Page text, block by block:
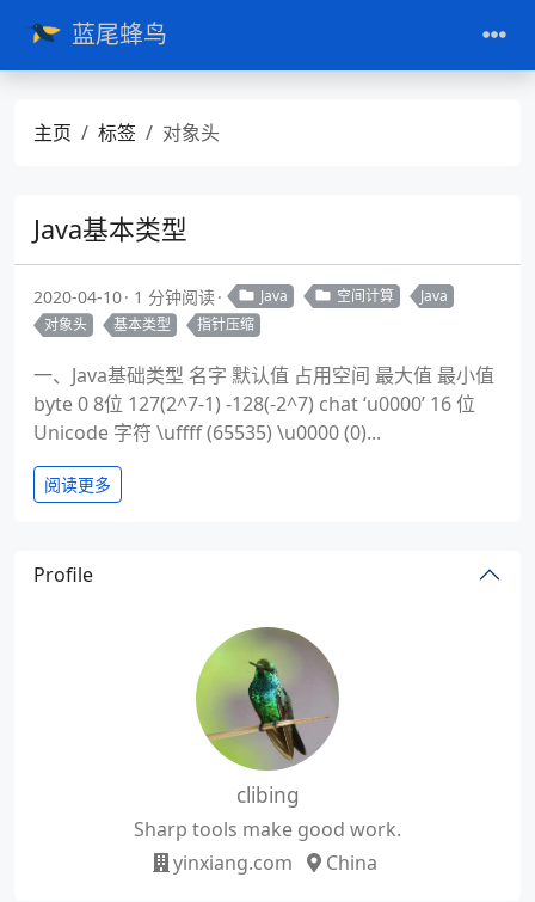
蓝尾蜂鸟
主页 标签 对象头
Java基本类型
2020-04-10 1 分钟阅读 Java 空间计算
Java
对象头
基本类型 指针压缩
一、Java基础类型 名字 默认值 占用空间 最大值 最小值
byte 0 8位 127(2^7-1) -128(-2^7) chat ‘u0000’ 16 位
Unicode 字符 \uffff (65535) \u0000 (0)...
阅读更多
Profile
clibing
Sharp tools make good work.
yinxiang.com
China